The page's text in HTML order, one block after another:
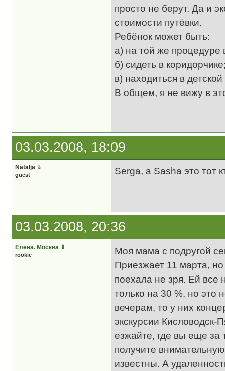
просто не берут. Да и
стоимости путёвки.
Ребёнок может быть:
а) на той же процедуре
б) сидеть в
в) находиться в
В общем, я не вижу в
03.03.2008, 18:09
Natalja ⇓
guest Serga, а Sasha это тот
03.03.2008, 20:36
Елена. Москва ⇓
rookie
Моя мама с подругой
Приезжает 11 марта,
поехала не зря. Ей все
только на 30 %, но это
вечерам, то у них
экскурсии Кисловодск-
езжайте, где вы еще за
получите
известны. А